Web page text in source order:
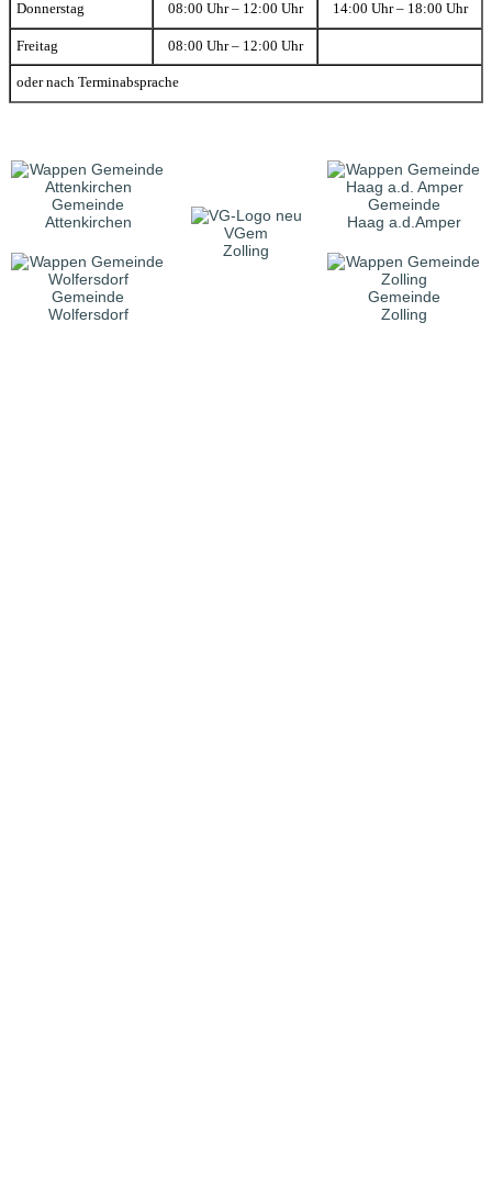
Donnerstag 08:00 Uhr – 12:00 Uhr 14:00 Uhr – 18:00 Uhr
Freitag 08:00 Uhr – 12:00 Uhr
oder nach Terminabsprache
Gemeinde
Attenkirchen
VGem
Zolling
Gemeinde
Haag a.d.Amper
Gemeinde
Wolfersdorf
Gemeinde
Zolling